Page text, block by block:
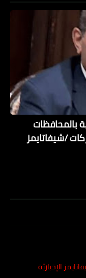
بالمحافظات
/شيفاتايمز
الإخباريّة